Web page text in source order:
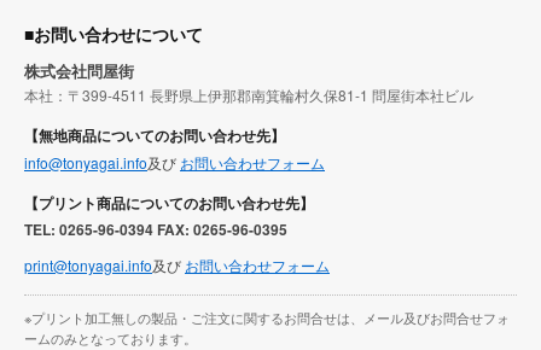
■お問い合わせについて
株式会社問屋街
本社：〒399-4511 長野県上伊那郡南箕輪村久保81-1 問屋街本社ビル
【無地商品についてのお問い合わせ先】
info@tonyagai.info及び お問い合わせフォーム
【プリント商品についてのお問い合わせ先】
TEL: 0265-96-0394 FAX: 0265-96-0395
print@tonyagai.info及び お問い合わせフォーム
※プリント加工無しの製品・ご注文に関するお問合せは、メール及びお問合せフォ
ームのみとなっております。